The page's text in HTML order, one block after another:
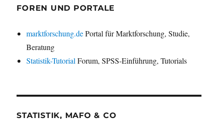
FOREN UND PORTALE
marktforschung.dePortal für Marktforschung, Studie,
Beratung
Statistik-Tutorial Forum, SPSS-Einführung, Tutorials
STATISTIK, MAFO & CO